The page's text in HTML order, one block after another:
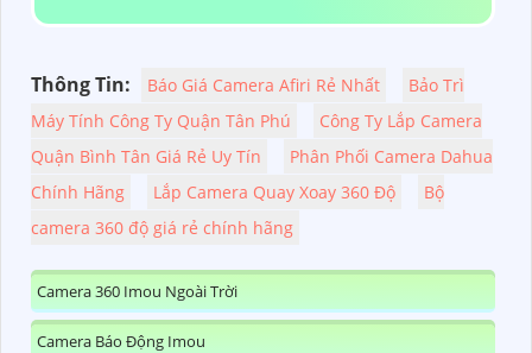
Thông Tin: Báo Giá Camera Afiri Rẻ Nhất
Bảo Trì
Máy Tính Công Ty Quận Tân Phú
Công Ty Lắp Camera
Quận Bình Tân Giá Rẻ Uy Tín
Phân Phối Camera Dahua
Chính Hãng
Lắp Camera Quay Xoay 360 Độ
Bộ
camera 360 độ giá rẻ chính hãng
Camera 360 Imou Ngoài Trời
Camera Báo Động Imou